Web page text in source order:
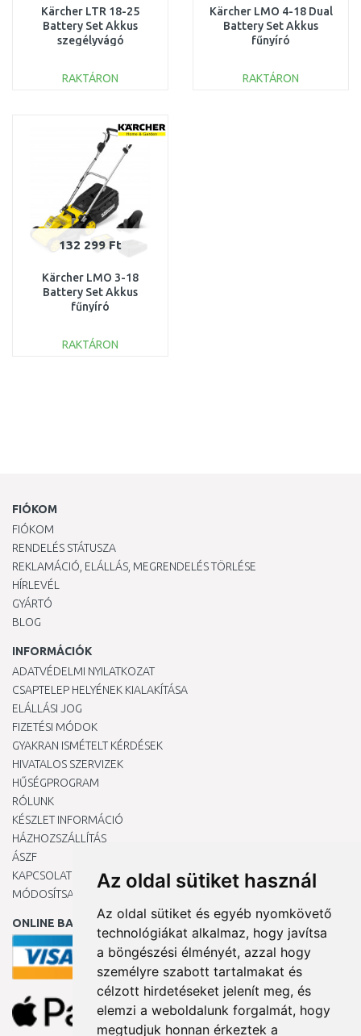
Az oldal sütiket használ
Az oldal sütiket és egyéb nyomkövető
technológiákat alkalmaz, hogy javítsa
a böngészési élményét, azzal hogy
személyre szabott tartalmakat és
célzott hirdetéseket jelenít meg, és
elemzi a weboldalunk forgalmát, hogy
megtudjuk honnan érkeztek a
Kärcher LTR 18-25
Battery Set Akkus
szegélyvágó
1.444-301.0
RAKTÁRON
Összehasonlítás
Kärcher LMO 4-18 Dual
Battery Set Akkus
fűnyíró
1.445-421.0
RAKTÁRON
132 299 Ft
Kärcher LMO 3-18
Battery Set Akkus
fűnyíró
1.445-411.0
RAKTÁRON
FIÓKOM
FIÓKOM
RENDELÉS STÁTUSZA
REKLAMÁCIÓ, ELÁLLÁS, MEGRENDELÉS TÖRLÉSE
HÍRLEVÉL
GYÁRTÓ
BLOG
INFORMÁCIÓK
ADATVÉDELMI NYILATKOZAT
CSAPTELEP HELYÉNEK KIALAKÍTÁSA
ELÁLLÁSI JOG
FIZETÉSI MÓDOK
GYAKRAN ISMÉTELT KÉRDÉSEK
HIVATALOS SZERVIZEK
HŰSÉGPROGRAM
RÓLUNK
KÉSZLET INFORMÁCIÓ
HÁZHOZSZÁLLÍTÁS
ÁSZF
KAPCSOLAT
MÓDOSÍTSA A COOKIE-BEÁLLÍTÁSAIMAT
ONLINE BANKKÁRTYÁVAL